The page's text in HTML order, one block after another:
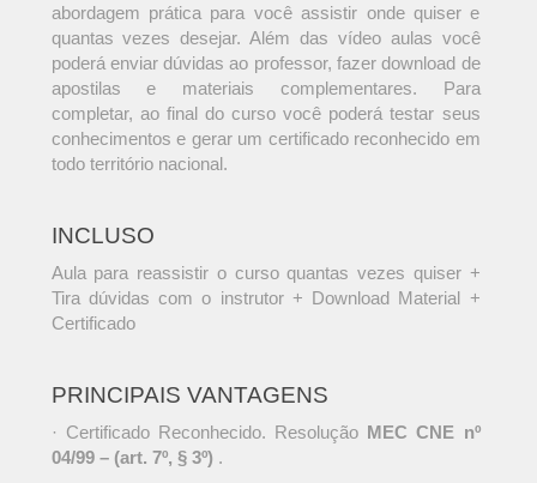
abordagem prática para você assistir onde quiser e
quantas vezes desejar. Além das vídeo aulas você
poderá enviar dúvidas ao professor, fazer download de
apostilas e materiais complementares. Para
completar, ao final do curso você poderá testar seus
conhecimentos e gerar um certificado reconhecido em
todo território nacional.
INCLUSO
Aula para reassistir o curso quantas vezes quiser +
Tira dúvidas com o instrutor + Download Material +
Certificado
PRINCIPAIS VANTAGENS
· Certificado Reconhecido. Resolução MEC CNE nº
04/99 – (art. 7º, § 3º) .